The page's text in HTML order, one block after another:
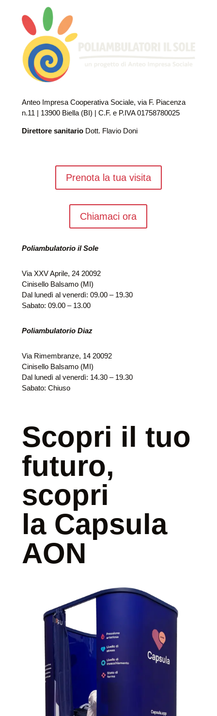
Anteo Impresa Cooperativa Sociale, via F. Piacenza
n.11 | 13900 Biella (BI) | C.F. e P.IVA 01758780025
Direttore sanitario Dott. Flavio Doni
Prenota la tua visita
Chiamaci ora
Poliambulatorio il Sole
Via XXV Aprile, 24 20092
Cinisello Balsamo (MI)
Dal lunedì al venerdì: 09.00 – 19.30
Sabato: 09.00 – 13.00
Poliambulatorio Diaz
Via Rimembranze, 14 20092
Cinisello Balsamo (MI)
Dal lunedì al venerdì: 14.30 – 19.30
Sabato: Chiuso
Scopri il tuo
futuro,
scopri
la Capsula
AON